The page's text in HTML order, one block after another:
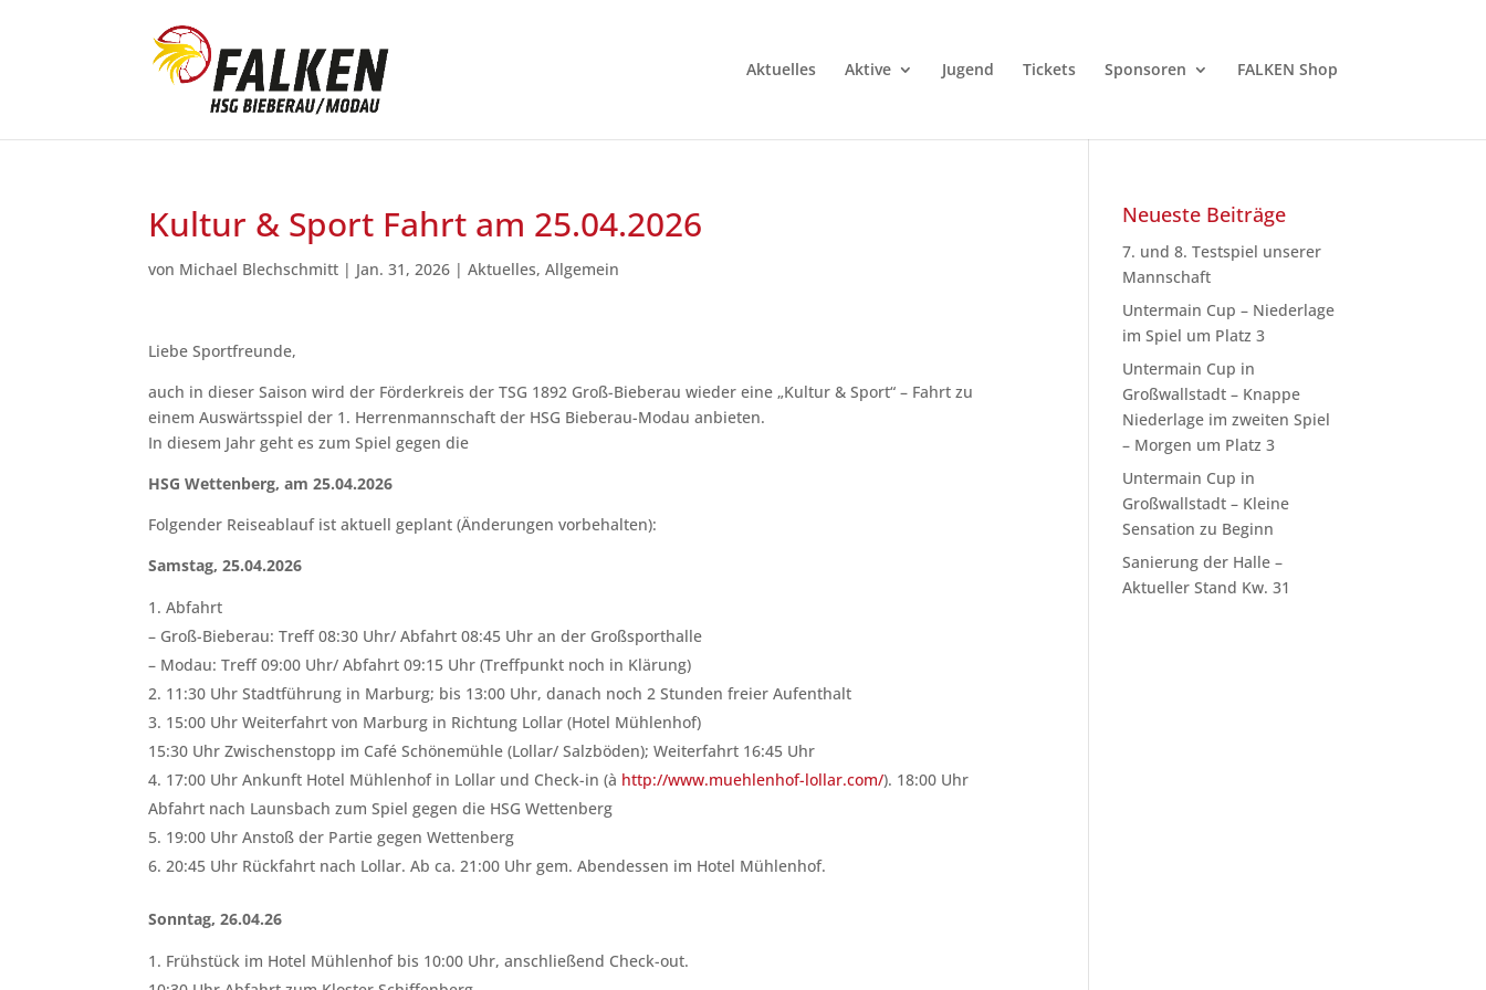
Aktuelles Aktive Jugend Tickets Sponsoren FALKEN Shop
Kultur & Sport Fahrt am 25.04.2026
von Michael Blechschmitt | Jan. 31, 2026 |Aktuelles,Allgemein
Liebe Sportfreunde,
auch in dieser Saison wird der Förderkreis der TSG 1892 Groß-Bieberau wieder eine „Kultur & Sport“ – Fahrt zu
einem Auswärtsspiel der 1. Herrenmannschaft der HSG Bieberau-Modau anbieten.
In diesem Jahr geht es zum Spiel gegen die
HSG Wettenberg, am 25.04.2026
Folgender Reiseablauf ist aktuell geplant (Änderungen vorbehalten):
Samstag, 25.04.2026
Abfahrt
– Groß-Bieberau: Treff 08:30 Uhr/ Abfahrt 08:45 Uhr an der Großsporthalle
– Modau: Treff 09:00 Uhr/ Abfahrt 09:15 Uhr (Treffpunkt noch in Klärung)
11:30 Uhr Stadtführung in Marburg; bis 13:00 Uhr, danach noch 2 Stunden freier Aufenthalt
15:00 Uhr Weiterfahrt von Marburg in Richtung Lollar (Hotel Mühlenhof)
15:30 Uhr Zwischenstopp im Café Schönemühle (Lollar/ Salzböden); Weiterfahrt 16:45 Uhr
17:00 Uhr Ankunft Hotel Mühlenhof in Lollar und Check-in (à http://www.muehlenhof-lollar.com/). 18:00 Uhr
Abfahrt nach Launsbach zum Spiel gegen die HSG Wettenberg
19:00 Uhr Anstoß der Partie gegen Wettenberg
20:45 Uhr Rückfahrt nach Lollar. Ab ca. 21:00 Uhr gem. Abendessen im Hotel Mühlenhof.
Sonntag, 26.04.26
Frühstück im Hotel Mühlenhof bis 10:00 Uhr, anschließend Check-out.
Neueste Beiträge
7. und 8. Testspiel unserer
Mannschaft
Untermain Cup – Niederlage
im Spiel um Platz 3
Untermain Cup in
Großwallstadt – Knappe
Niederlage im zweiten Spiel
– Morgen um Platz 3
Untermain Cup in
Großwallstadt – Kleine
Sensation zu Beginn
Sanierung der Halle –
Aktueller Stand Kw. 31